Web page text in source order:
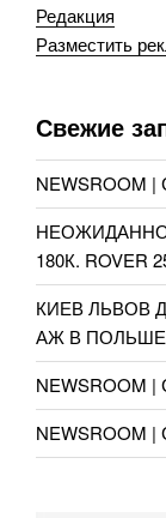
Редакция
Разместить
Свежие
NEWSROOM
НЕОЖИДАННО
180К. ROVER
КИЕВ ЛЬВОВ
АЖ В ПОЛЬШЕ
NEWSROOM
NEWSROOM